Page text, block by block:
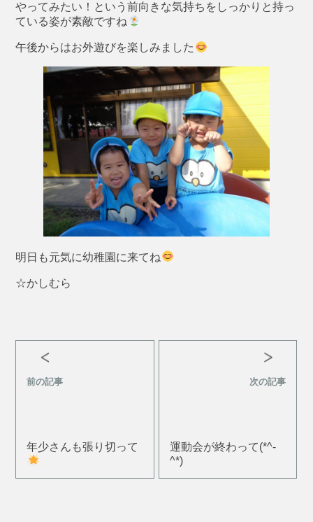
やってみたい！という前向きな気持ちをしっかりと持っ
ている姿が素敵ですね
午後からはお外遊びを楽しみました
明日も元気に幼稚園に来てね
☆かしむら
前の記事
年少さんも張り切って
次の記事
運動会が終わって(*^-
^*)